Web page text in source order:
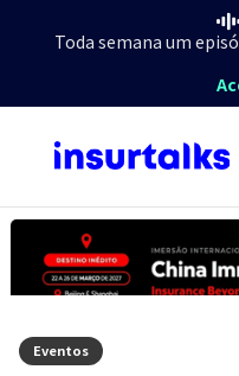
Toda semana um
Eventos